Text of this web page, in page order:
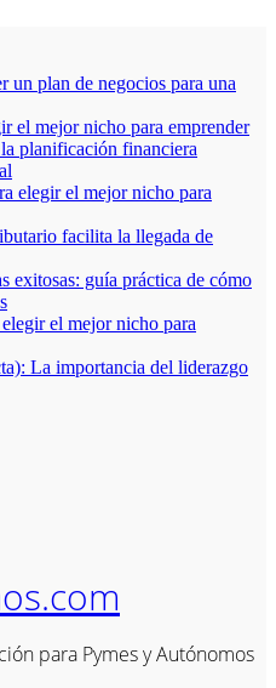
un plan de negocios para una
el mejor nicho para emprender
planificación financiera
elegir el mejor nicho para
facilita la llegada de
exitosas: guía práctica de cómo
el mejor nicho para
La importancia del liderazgo
para Pymes y Autónomos